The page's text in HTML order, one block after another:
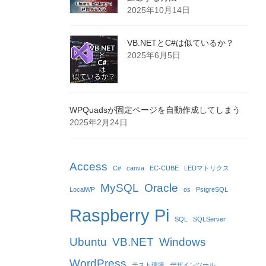
2025年10月14日
VB.NETとC#は似ているか？
2025年6月5日
WPQuadsが固定ページを自動作成してしまう
2025年2月24日
Access C# canva EC-CUBE LEDマトリクス
LocalWP MySQL Oracle os PstgreSQL
Raspberry Pi SQL SQLServer
Ubuntu VB.NET Windows
WordPress
テスト環境 デザインツール